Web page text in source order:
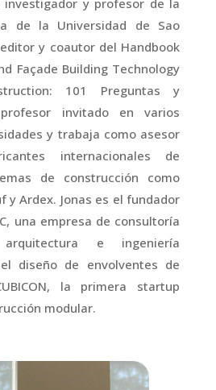
investigador y profesor de la
de la Universidad de Sao
y coautor del Handbook
Façade Building Technology
101 Preguntas y
profesor invitado en varios
y trabaja como asesor
internacionales de
de construcción como
y Ardex. Jonas es el fundador
una empresa de consultoría
e ingeniería
diseño de envolventes de
la primera startup
modular.